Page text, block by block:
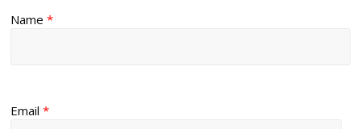
Name*
Email*